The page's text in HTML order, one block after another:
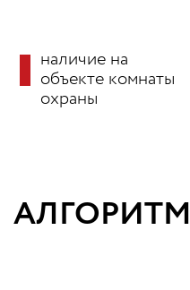
наличие на
объекте комнаты
охраны
АЛГОРИТМ